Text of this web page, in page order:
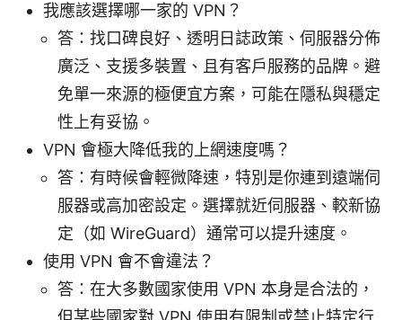
我應該選擇哪一家的 VPN？
答：找口碑良好、透明日誌政策、伺服器分佈
廣泛、支援多裝置、且有客戶服務的品牌。避
免單一來源的極便宜方案，可能在隱私與穩定
性上有妥協。
VPN 會極大降低我的上網速度嗎？
答：有時候會輕微降速，特別是你連到遠端伺
服器或高加密設定。選擇就近伺服器、較新協
定（如 WireGuard）通常可以提升速度。
使用 VPN 會不會違法？
答：在大多數國家使用 VPN 本身是合法的，